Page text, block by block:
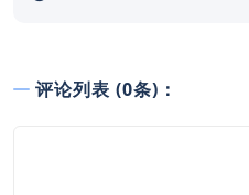
评论列表 (0条)：